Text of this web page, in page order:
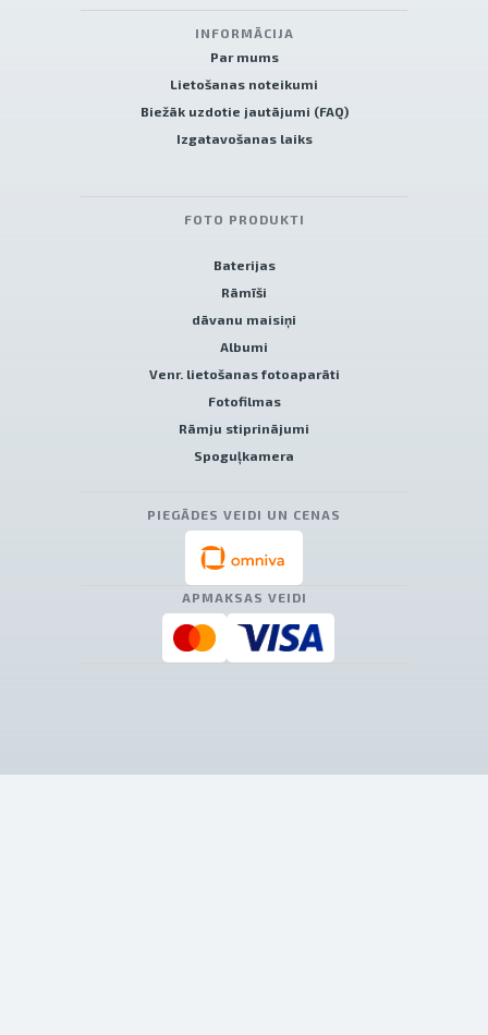
INFORMĀCIJA
Par mums
Lietošanas noteikumi
Biežāk uzdotie jautājumi (FAQ)
Izgatavošanas laiks
FOTO PRODUKTI
Baterijas
Rāmīši
dāvanu maisiņi
Albumi
Venr. lietošanas fotoaparāti
Fotofilmas
Rāmju stiprinājumi
Spoguļkamera
PIEGĀDES VEIDI UN CENAS
APMAKSAS VEIDI